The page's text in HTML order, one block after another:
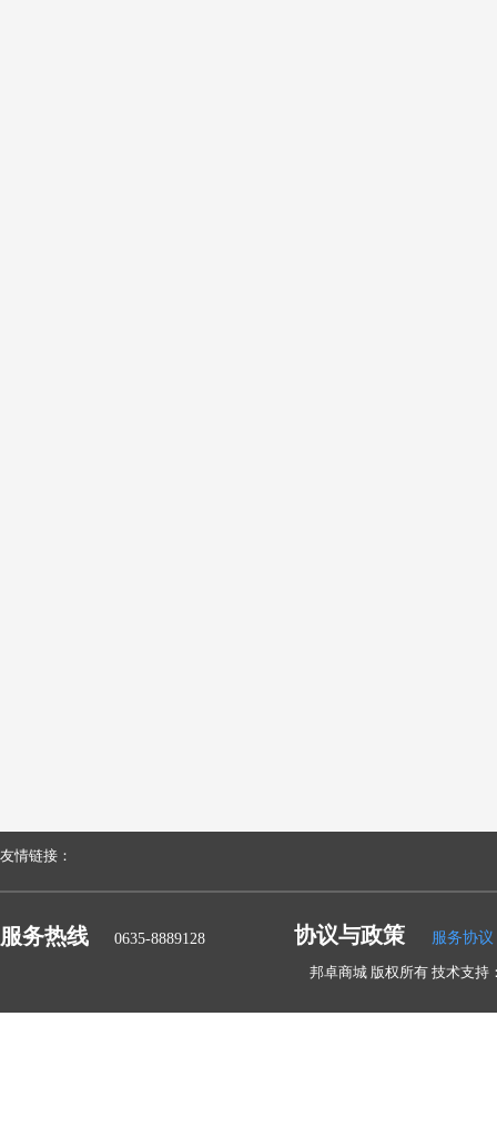
友情链接：
服务热线 0635-8889128 协议与政策 服务协议
邦卓商城 版权所有 技术支持